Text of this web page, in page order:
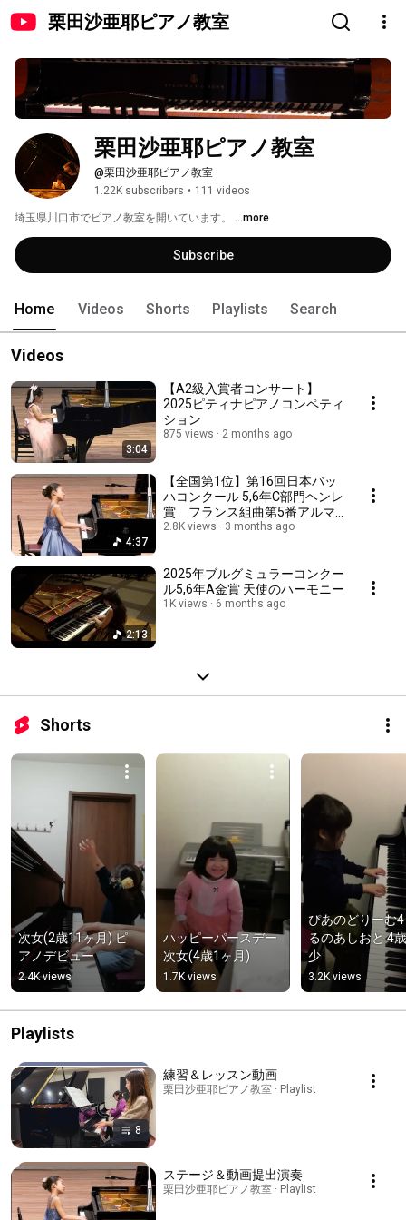
栗田沙亜耶ピアノ教室
栗田沙亜耶ピアノ教室
@栗田沙亜耶ピアノ教室
1.22K subscribers • 111 videos
埼玉県川口市でピアノ教室を開いています。 ...more
Subscribe
Home Videos Shorts Playlists Search
Videos
3:04
【A2級入賞者コンサート】
2025ピティナピアノコンペティ
ション
875 views 2 months ago
4:37
【全国第1位】第16回日本バッ
ハコンクール 5,6年C部門ヘンレ
賞 フランス組曲第5番アルマ
ンド、ジーグ
2.8K views 3 months ago
2:13
2025年ブルグミュラーコンクー
ル5,6年A金賞 天使のハーモニー
1K views 6 months ago
Shorts
次女(2歳11ヶ月) ピ
アノデビュー
2.4K views
ハッピーパースデー
次女(4歳1ヶ月)
1.7K views
ぴあのどりーむ4
るのあしおと 4
少
3.2K views
Playlists
8
練習＆レッスン動画
栗田沙亜耶ピアノ教室 · Playlist
ステージ＆動画提出演奏
栗田沙亜耶ピアノ教室 · Playlist